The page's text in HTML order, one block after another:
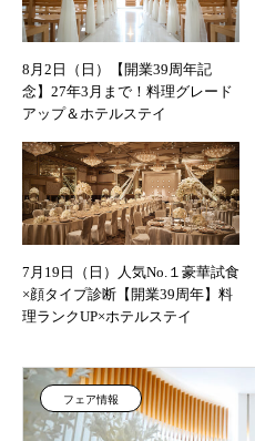
8月2日（日）【開業39周年記
念】27年3月まで！料理グレード
アップ＆ホテルステイ
7月19日（日）人気No.１豪華試食
×顔タイプ診断【開業39周年】料
理ランクUP×ホテルステイ
フェア情報